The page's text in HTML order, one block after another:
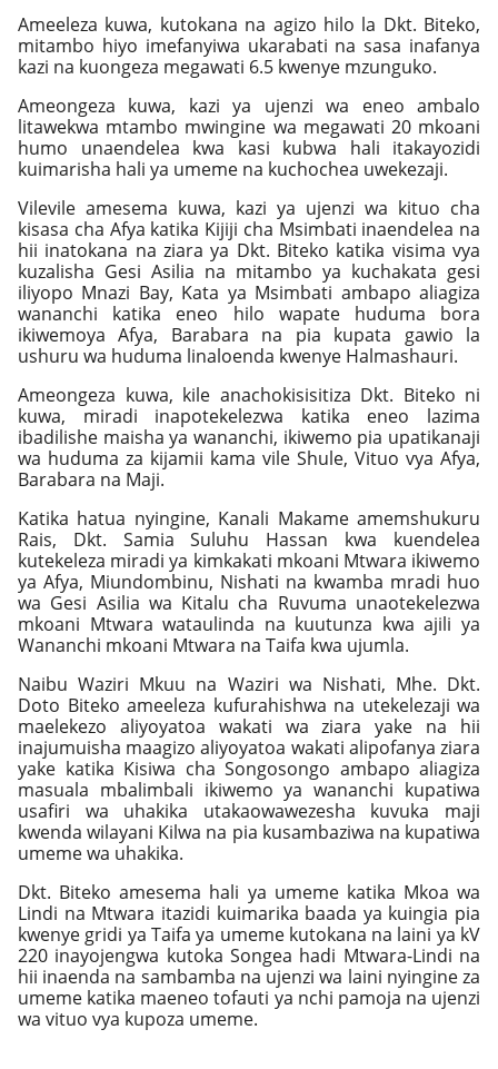
Ameeleza kuwa, kutokana na agizo hilo la Dkt. Biteko,
mitambo hiyo imefanyiwa ukarabati na sasa inafanya
kazi na kuongeza megawati 6.5 kwenye mzunguko.
Ameongeza kuwa, kazi ya ujenzi wa eneo ambalo
litawekwa mtambo mwingine wa megawati 20 mkoani
humo unaendelea kwa kasi kubwa hali itakayozidi
kuimarisha hali ya umeme na kuchochea uwekezaji.
Vilevile amesema kuwa, kazi ya ujenzi wa kituo cha
kisasa cha Afya katika Kijiji cha Msimbati inaendelea na
hii inatokana na ziara ya Dkt. Biteko katika visima vya
kuzalisha Gesi Asilia na mitambo ya kuchakata gesi
iliyopo Mnazi Bay, Kata ya Msimbati ambapo aliagiza
wananchi katika eneo hilo wapate huduma bora
ikiwemoya Afya, Barabara na pia kupata gawio la
ushuru wa huduma linaloenda kwenye Halmashauri.
Ameongeza kuwa, kile anachokisisitiza Dkt. Biteko ni
kuwa, miradi inapotekelezwa katika eneo lazima
ibadilishe maisha ya wananchi, ikiwemo pia upatikanaji
wa huduma za kijamii kama vile Shule, Vituo vya Afya,
Barabara na Maji.
Katika hatua nyingine, Kanali Makame amemshukuru
Rais, Dkt. Samia Suluhu Hassan kwa kuendelea
kutekeleza miradi ya kimkakati mkoani Mtwara ikiwemo
ya Afya, Miundombinu, Nishati na kwamba mradi huo
wa Gesi Asilia wa Kitalu cha Ruvuma unaotekelezwa
mkoani Mtwara wataulinda na kuutunza kwa ajili ya
Wananchi mkoani Mtwara na Taifa kwa ujumla.
Naibu Waziri Mkuu na Waziri wa Nishati, Mhe. Dkt.
Doto Biteko ameeleza kufurahishwa na utekelezaji wa
maelekezo aliyoyatoa wakati wa ziara yake na hii
inajumuisha maagizo aliyoyatoa wakati alipofanya ziara
yake katika Kisiwa cha Songosongo ambapo aliagiza
masuala mbalimbali ikiwemo ya wananchi kupatiwa
usafiri wa uhakika utakaowawezesha kuvuka maji
kwenda wilayani Kilwa na pia kusambaziwa na kupatiwa
umeme wa uhakika.
Dkt. Biteko amesema hali ya umeme katika Mkoa wa
Lindi na Mtwara itazidi kuimarika baada ya kuingia pia
kwenye gridi ya Taifa ya umeme kutokana na laini ya kV
220 inayojengwa kutoka Songea hadi Mtwara-Lindi na
hii inaenda na sambamba na ujenzi wa laini nyingine za
umeme katika maeneo tofauti ya nchi pamoja na ujenzi
wa vituo vya kupoza umeme.